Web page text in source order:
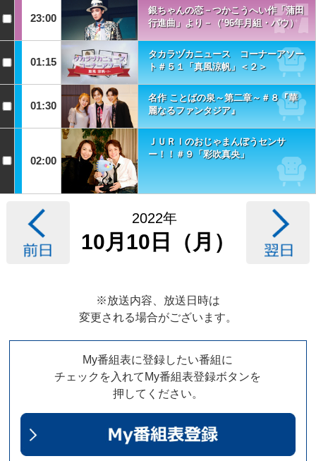
23:00
銀ちゃんの恋－つかこうへい作「蒲田
行進曲」より－（’96年月組・バウ）
01:15
タカラヅカニュース コーナーアソー
ト＃５１「真風涼帆」＜２＞
01:30
名作 ことばの泉～第二章～＃８『華
麗なるファンタジア』
02:00
ＪＵＲＩのおじゃまんぼうセンサ
ー！！＃９「彩吹真央」
2022年
10月10日（月）
※放送内容、放送日時は
変更される場合がございます。
My番組表に登録したい番組に
チェックを入れてMy番組表登録ボタンを
押してください。